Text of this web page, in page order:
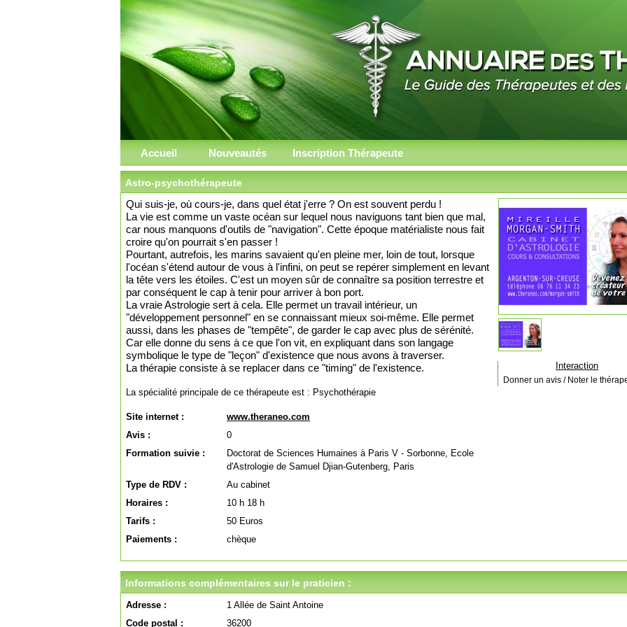
Accueil Nouveautés Inscription Thérapeute
Astro-psychothérapeute
Qui suis-je, où cours-je, dans quel état j'erre ? On est souvent perdu !
La vie est comme un vaste océan sur lequel nous naviguons tant bien que mal,
car nous manquons d'outils de "navigation". Cette époque matérialiste nous fait
croire qu'on pourrait s'en passer !
Pourtant, autrefois, les marins savaient qu'en pleine mer, loin de tout, lorsque
l'océan s'étend autour de vous à l'infini, on peut se repérer simplement en levant
la tête vers les étoiles. C'est un moyen sûr de connaître sa position terrestre et
par conséquent le cap à tenir pour arriver à bon port.
La vraie Astrologie sert à cela. Elle permet un travail intérieur, un
"développement personnel" en se connaissant mieux soi-même. Elle permet
aussi, dans les phases de "tempête", de garder le cap avec plus de sérénité.
Car elle donne du sens à ce que l'on vit, en expliquant dans son langage
symbolique le type de "leçon" d'existence que nous avons à traverser.
La thérapie consiste à se replacer dans ce "timing" de l'existence.
La spécialité principale de ce thérapeute est : Psychothérapie
Site internet :
www.theraneo.com
Avis :
0
Formation suivie :
Doctorat de Sciences Humaines à Paris V - Sorbonne, Ecole
d'Astrologie de Samuel Djian-Gutenberg, Paris
Type de RDV :
Au cabinet
Horaires :
10 h 18 h
Tarifs :
50 Euros
Paiements :
chèque
Interaction
Donner un avis / Noter le
Informations complémentaires sur le praticien :
Adresse :
1 Allée de Saint Antoine
Code postal :
36200